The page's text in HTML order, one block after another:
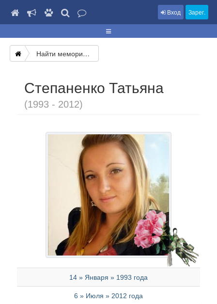
Вход Зарег.
Найти мемориал
Степаненко Татьяна
(1993 - 2012)
14 » Января » 1993 года
6 » Июля » 2012 года